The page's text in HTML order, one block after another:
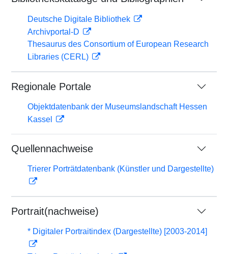
Deutsche Digitale Bibliothek
Archivportal-D
Thesaurus des Consortium of European Research
Libraries (CERL)
Regionale Portale
Objektdatenbank der Museumslandschaft Hessen
Kassel
Quellennachweise
Trierer Porträtdatenbank (Künstler und Dargestellte)
Portrait(nachweise)
* Digitaler Portraitindex (Dargestellte) [2003-2014]